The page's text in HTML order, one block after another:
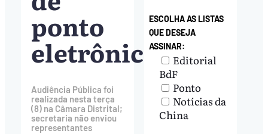
ponto
eletrônico
Audiência Pública foi
realizada nesta terça
(8) na Câmara Distrital;
secretaria não enviou
representantes
ESCOLHA AS LISTAS
QUE DESEJA
ASSINAR:
Editorial
BdF
Ponto
Notícias da
China